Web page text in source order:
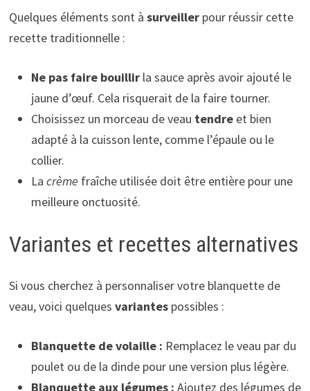
Quelques éléments sont à surveillerpour réussir cette
recette traditionnelle :
Ne pas faire bouillirla sauce après avoir ajouté le
jaune d’œuf. Cela risquerait de la faire tourner.
Choisissez un morceau de veau tendreet bien
adapté à la cuisson lente, comme l’épaule ou le
collier.
La crème fraîche utilisée doit être entière pour une
meilleure onctuosité.
Variantes et recettes alternatives
Si vous cherchez à personnaliser votre blanquette de
veau, voici quelques variantespossibles :
Blanquette de volaille : Remplacez le veau par du
poulet ou de la dinde pour une version plus légère.
Blanquette aux légumes : Ajoutez des légumes de